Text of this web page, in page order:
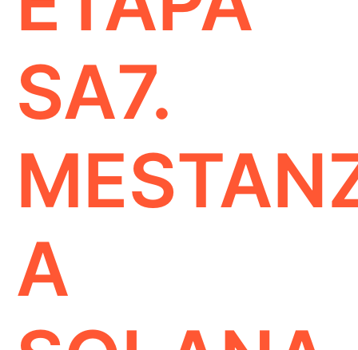
SA7.
A